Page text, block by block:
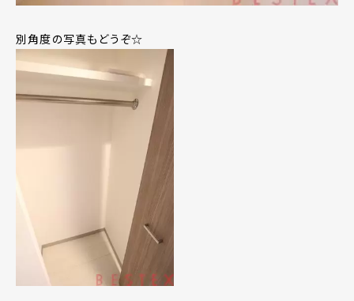
別角度の写真もどうぞ☆